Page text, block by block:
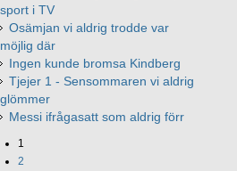
sport i TV
Osämjan vi aldrig trodde var
möjlig där
Ingen kunde bromsa Kindberg
Tjejer 1 - Sensommaren vi aldrig
glömmer
Messi ifrågasatt som aldrig förr
1
2